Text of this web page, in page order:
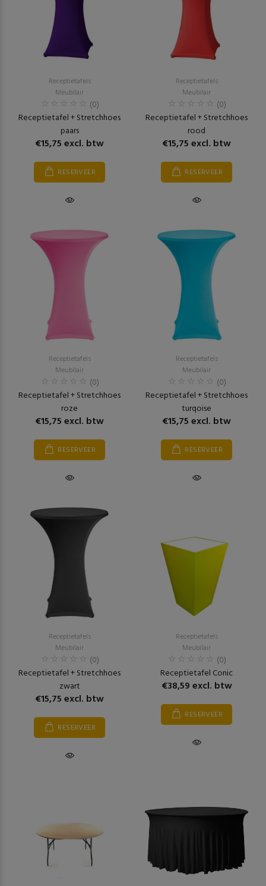
Receptietafels
Meubilair
(0)
Receptietafel + Stretchhoes
paars
€15,75 excl. btw
RESERVEER
Receptietafels
Meubilair
(0)
Receptietafel + Stretchhoes
rood
€15,75 excl. btw
RESERVEER
Receptietafels
Meubilair
(0)
Receptietafel + Stretchhoes
roze
€15,75 excl. btw
RESERVEER
Receptietafels
Meubilair
(0)
Receptietafel + Stretchhoes
turqoise
€15,75 excl. btw
RESERVEER
Receptietafels
Meubilair
(0)
Receptietafel + Stretchhoes
zwart
€15,75 excl. btw
RESERVEER
Receptietafels
Meubilair
(0)
Receptietafel Conic
€38,59 excl. btw
RESERVEER